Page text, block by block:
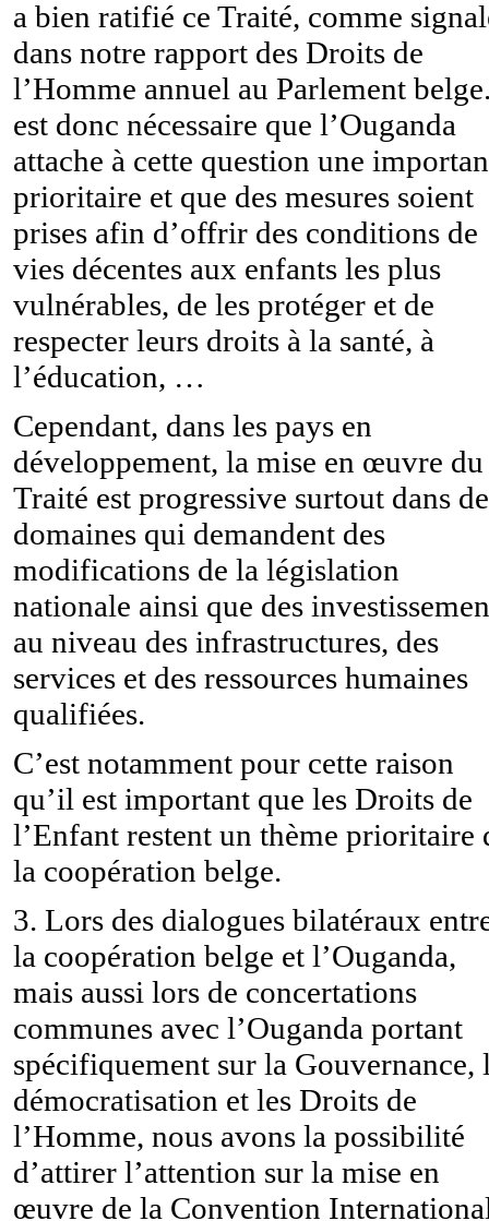
a bien ratifié ce Traité, comme
dans notre rapport des Droits de
l’Homme annuel au Parlement
est donc nécessaire que l’Ouganda
attache à cette question une
prioritaire et que des mesures soient
prises afin d’offrir des conditions de
vies décentes aux enfants les plus
vulnérables, de les protéger et de
respecter leurs droits à la santé, à
l’éducation, …
Cependant, dans les pays en
développement, la mise en œuvre du
Traité est progressive surtout dans
domaines qui demandent des
modifications de la législation
nationale ainsi que des
au niveau des infrastructures, des
services et des ressources humaines
qualifiées.
C’est notamment pour cette raison
qu’il est important que les Droits de
l’Enfant restent un thème prioritaire
la coopération belge.
3. Lors des dialogues bilatéraux
la coopération belge et l’Ouganda,
mais aussi lors de concertations
communes avec l’Ouganda portant
spécifiquement sur la Gouvernance,
démocratisation et les Droits de
l’Homme, nous avons la possibilité
d’attirer l’attention sur la mise en
œuvre de la Convention